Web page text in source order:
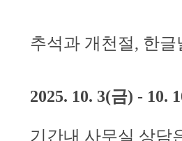
추석과 개천절, 한
2025. 10. 3(금) - 10.
기간내 사무실 상담